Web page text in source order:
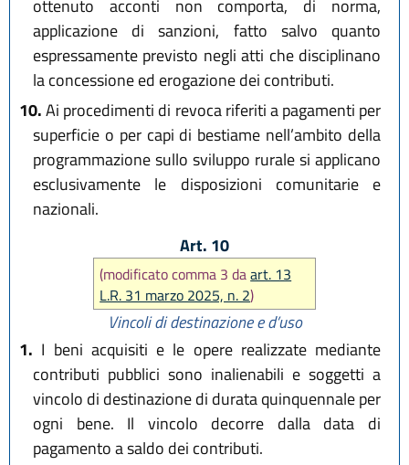
ottenuto acconti non comporta, di norma,
applicazione di sanzioni, fatto salvo quanto
espressamente previsto negli atti che disciplinano
la concessione ed erogazione dei contributi.
10.Ai procedimenti di revoca riferiti a pagamenti per
superficie o per capi di bestiame nell’ambito della
programmazione sullo sviluppo rurale si applicano
esclusivamente le disposizioni comunitarie e
nazionali.
Art. 10
(modificato comma 3 daart. 13
L.R. 31 marzo 2025, n. 2)
Vincoli di destinazione e d’uso
1. I beni acquisiti e le opere realizzate mediante
contributi pubblici sono inalienabili e soggetti a
vincolo di destinazione di durata quinquennale per
ogni bene. Il vincolo decorre dalla data di
pagamento a saldo dei contributi.